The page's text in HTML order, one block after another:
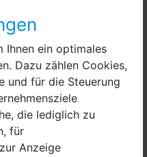
Ihnen ein optimales
Dazu zählen Cookies,
und für die Steuerung
die lediglich zu
für
Anzeige
der Frist eingereicht
Werken durch
besteht aus dem